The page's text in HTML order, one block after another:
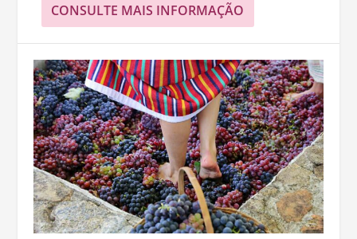
CONSULTE MAIS INFORMAÇÃO